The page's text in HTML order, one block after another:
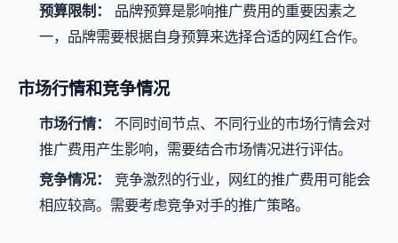
预算限制：
品牌预算是影响推广费用的重要因素之
一，品牌需要根据自身预算来选择合适的网红合作。
市场行情和竞争情况
市场行情：
不同时间节点、不同行业的市场行情会对
推广费用产生影响，需要结合市场情况进行评估。
竞争情况：
竞争激烈的行业，网红的推广费用可能会
相应较高。需要考虑竞争对手的推广策略。